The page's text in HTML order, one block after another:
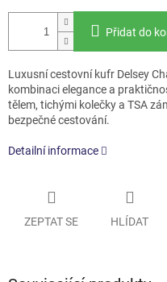
Přidat do
Luxusní cestovní kufr Delsey
kombinaci elegance a
tělem, tichými kolečky a TSA
bezpečné cestování.
Detailní informace
ZEPTAT SE HLÍDAT